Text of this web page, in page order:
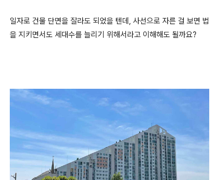
일자로 건물 단면을 잘라도 되었을 텐데, 사선으로 자른 걸 보면 법
을 지키면서도 세대수를 늘리기 위해서라고 이해해도 될까요?